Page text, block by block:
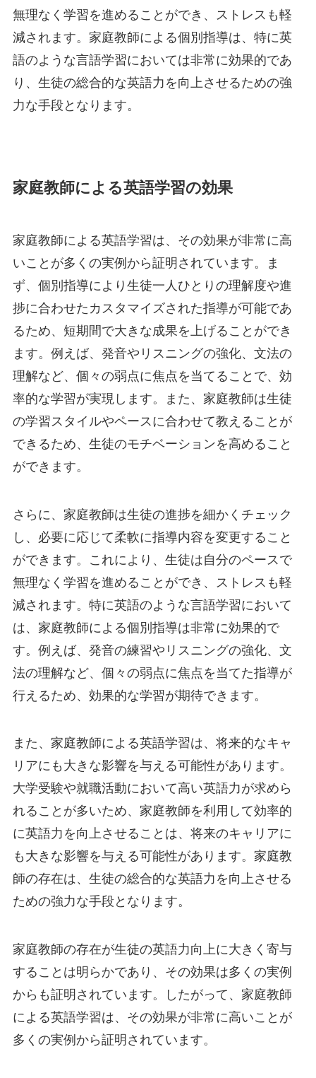
無理なく学習を進めることができ、ストレスも軽
減されます。家庭教師による個別指導は、特に英
語のような言語学習においては非常に効果的であ
り、生徒の総合的な英語力を向上させるための強
力な手段となります。
家庭教師による英語学習の効果
家庭教師による英語学習は、その効果が非常に高
いことが多くの実例から証明されています。ま
ず、個別指導により生徒一人ひとりの理解度や進
捗に合わせたカスタマイズされた指導が可能であ
るため、短期間で大きな成果を上げることができ
ます。例えば、発音やリスニングの強化、文法の
理解など、個々の弱点に焦点を当てることで、効
率的な学習が実現します。また、家庭教師は生徒
の学習スタイルやペースに合わせて教えることが
できるため、生徒のモチベーションを高めること
ができます。
さらに、家庭教師は生徒の進捗を細かくチェック
し、必要に応じて柔軟に指導内容を変更すること
ができます。これにより、生徒は自分のペースで
無理なく学習を進めることができ、ストレスも軽
減されます。特に英語のような言語学習において
は、家庭教師による個別指導は非常に効果的で
す。例えば、発音の練習やリスニングの強化、文
法の理解など、個々の弱点に焦点を当てた指導が
行えるため、効果的な学習が期待できます。
また、家庭教師による英語学習は、将来的なキャ
リアにも大きな影響を与える可能性があります。
大学受験や就職活動において高い英語力が求めら
れることが多いため、家庭教師を利用して効率的
に英語力を向上させることは、将来のキャリアに
も大きな影響を与える可能性があります。家庭教
師の存在は、生徒の総合的な英語力を向上させる
ための強力な手段となります。
家庭教師の存在が生徒の英語力向上に大きく寄与
することは明らかであり、その効果は多くの実例
からも証明されています。したがって、家庭教師
による英語学習は、その効果が非常に高いことが
多くの実例から証明されています。